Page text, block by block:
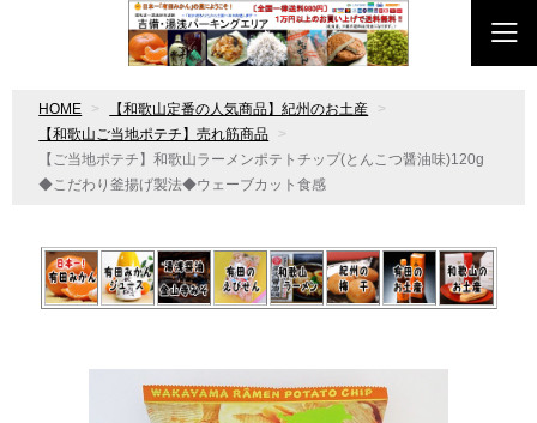
HOME
【和歌山定番の人気商品】紀州のお土産
【和歌山ご当地ポテチ】売れ筋商品
【ご当地ポテチ】和歌山ラーメンポテトチップ(とんこつ醤油味)120g
◆こだわり釜揚げ製法◆ウェーブカット食感